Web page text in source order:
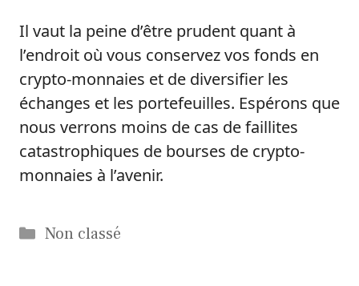
Il vaut la peine d’être prudent quant à
l’endroit où vous conservez vos fonds en
crypto-monnaies et de diversifier les
échanges et les portefeuilles. Espérons que
nous verrons moins de cas de faillites
catastrophiques de bourses de crypto-
monnaies à l’avenir.
Catégories
Non classé